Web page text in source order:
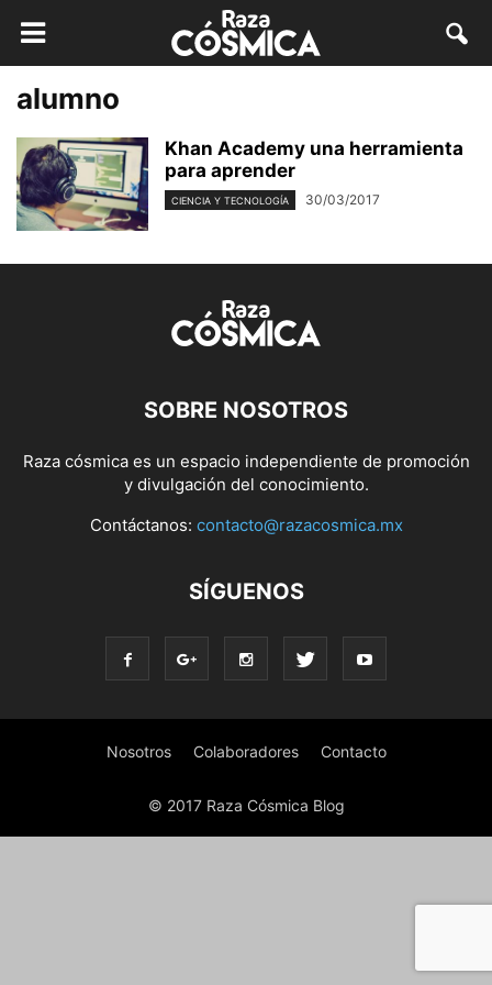
alumno
Khan Academy una herramienta
para aprender
CIENCIA Y TECNOLOGÍA 30/03/2017
SOBRE NOSOTROS
Raza cósmica es un espacio independiente de promoción
y divulgación del conocimiento.
Contáctanos: contacto@razacosmica.mx
SÍGUENOS
Nosotros Colaboradores Contacto
© 2017 Raza Cósmica Blog